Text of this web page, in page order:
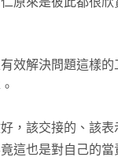
效解決問題這樣
，該交接的、該
這也是對自己的當